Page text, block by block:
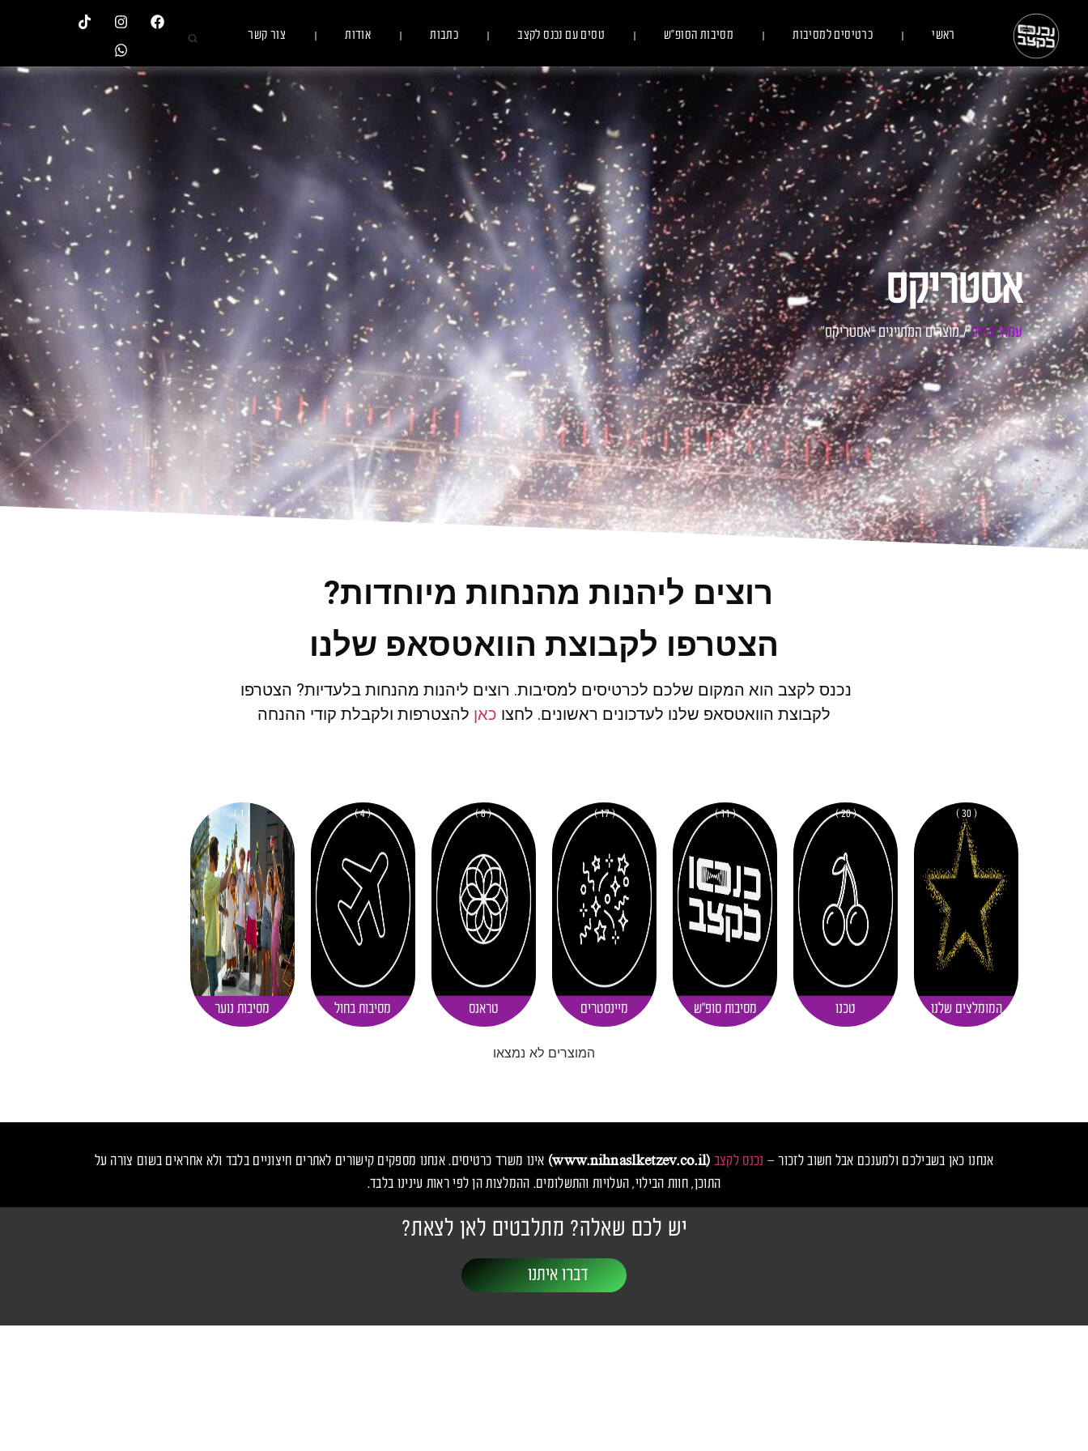
ראשי כרטיסים למסיבות מסיבות הסופ״ש טסים עם נכנס לקצב כתבות אודות צור קשר
אסטריקס
עמוד הבית/ מוצרים המתויגים “אסטריקס”
רוצים ליהנות מהנחות מיוחדות?
הצטרפו לקבוצת הוואטסאפ שלנו
נכנס לקצב הוא המקום שלכם לכרטיסים למסיבות. רוצים ליהנות מהנחות בלעדיות? הצטרפו
לקבוצת הוואטסאפ שלנו לעדכונים ראשונים. לחצו כאן להצטרפות ולקבלת קודי ההנחה
( 30 )
המומלצים שלנו
( 20 )
טכנו
( 11 )
מסיבות סופ"ש
( 17 )
מיינסטרים
( 8 )
טראנס
( 4 )
מסיבות בחול
( 1 )
מסיבות נוער
המוצרים לא נמצאו
אנחנו כאן בשבילכם ולמענכם אבל חשוב לזכור – נכנס לקצב (www.nihnaslketzev.co.il)
אינו משרד כרטיסים. אנחנו מספקים קישורים לאתרים חיצוניים בלבד ולא אחראים בשום צורה על
התוכן, חוות הבילוי, העלויות והתשלומים. ההמלצות הן לפי ראות עינינו בלבד.
יש לכם שאלה? מתלבטים לאן לצאת?
דברו איתנו